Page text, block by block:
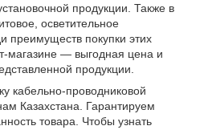
продукции. Также в
осветительное
преимуществ покупки этих
магазине — выгодная цена и
продукции.
кабельно-проводниковой
Казахстана. Гарантируем
товара. Чтобы узнать